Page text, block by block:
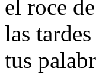
el roce
las
tus